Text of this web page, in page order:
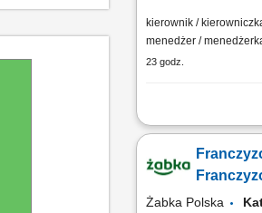
kierownik /
menedżer /
23 godz.
Główne zadania:
Dbanie o wysoką
magazynowych i
zakresie działań...
Żabka Polska